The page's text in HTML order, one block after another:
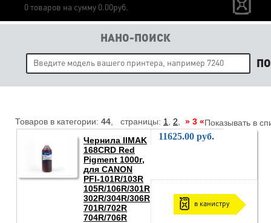
0 товаров на сумму 0.00руб.
НАНО-ПОИСК
Товаров в категории: 44 , страницы: 1 2 » 3 «Показывать в
Чернила IIMAK
168CRD Red
Pigment 1000г,
для CANON
PFI-101R/103R
105R/106R/301R
302R/304R/306R
701R/702R
704R/706R
11625.00 руб.
в канистру